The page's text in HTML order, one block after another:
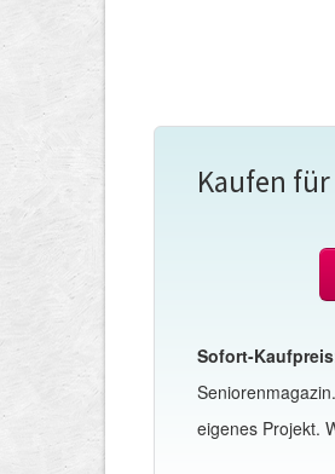
Kaufen für
Sofort-Kaufpreis
eigenes Projekt.